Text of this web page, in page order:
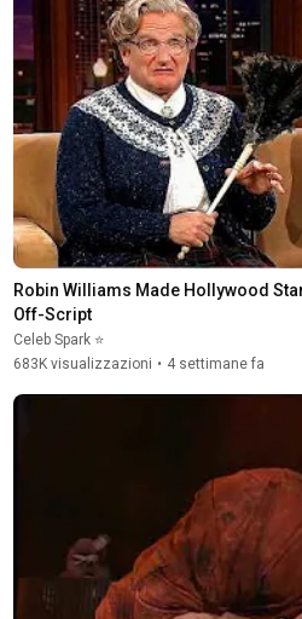
Robin Williams Made Hollywood
Off-Script
Celeb Spark ⭐
683K visualizzazioni • 4 settimane fa